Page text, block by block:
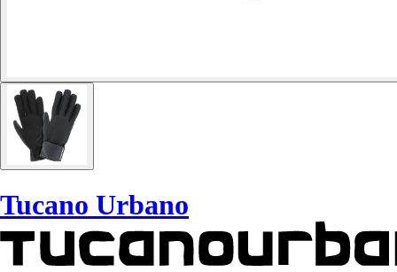
Tucano Urbano